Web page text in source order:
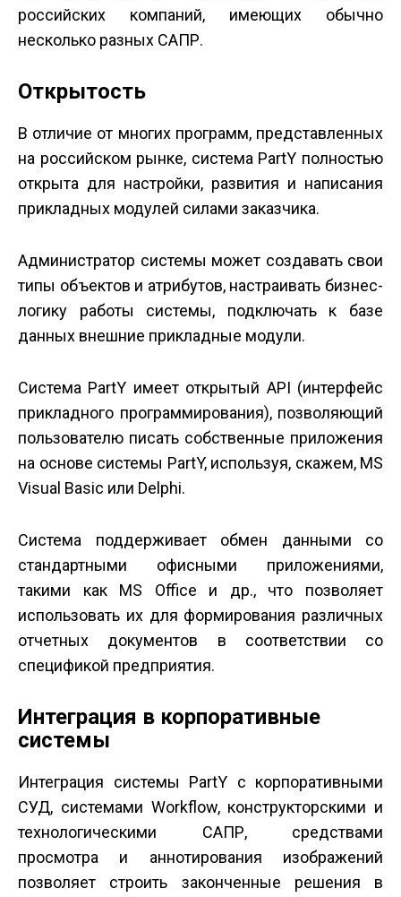
российских компаний, имеющих обычно
несколько разных САПР.
Открытость
В отличие от многих программ, представленных
на российском рынке, система PartY полностью
открыта для настройки, развития и написания
прикладных модулей силами заказчика.
Администратор системы может создавать свои
типы объектов и атрибутов, настраивать бизнес-
логику работы системы, подключать к базе
данных внешние прикладные модули.
Система PartY имеет открытый API (интерфейс
прикладного программирования), позволяющий
пользователю писать собственные приложения
на основе системы PartY, используя, скажем, MS
Visual Basic или Delphi.
Система поддерживает обмен данными со
стандартными офисными приложениями,
такими как MS Office и др., что позволяет
использовать их для формирования различных
отчетных документов в соответствии со
спецификой предприятия.
Интеграция в корпоративные
системы
Интеграция системы PartY с корпоративными
СУД, системами Workflow, конструкторскими и
технологическими САПР, средствами
просмотра и аннотирования изображений
позволяет строить законченные решения в